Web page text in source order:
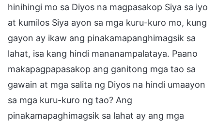
hinihingi mo sa Diyos na magpasakop Siya sa iyo
at kumilos Siya ayon sa mga kuru-kuro mo, kung
gayon ay ikaw ang pinakamapanghimagsik sa
lahat, isa kang hindi mananampalataya. Paano
makapagpapasakop ang ganitong mga tao sa
gawain at mga salita ng Diyos na hindi umaayon
sa mga kuru-kuro ng tao? Ang
pinakamapaghimagsik sa lahat ay ang mga